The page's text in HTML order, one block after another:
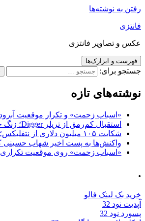
رفتن به نوشته‌ها
فانتزی
عکس و تصاویر فانتزی
فهرست و ابزارک‌ها
جستجو برای:
نوشته‌های تازه
«اسباب زحمت» و تکرار موقعیت آبروداری در
استقبال کم‌رمق از تریلر Digger؛ زنگ خطر برای فیلم جدید تام کروز و برادران وارنر
شکایت ۱۰۵ میلیون دلاری از نتفلیکس؛ هارددیسک حاوی فیلم جدید نیکلاس کیج به سرقت رفت
واکنش‌ها به پست اخیر شهاب حسینی
«اسباب زحمت» روی موقعیت تکراری
.
خرید بک لینک فالو
آپدیت نود 32
پسورد نود 32